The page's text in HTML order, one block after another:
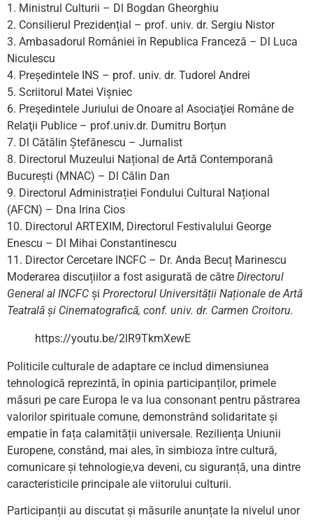
1. Ministrul Culturii – Dl Bogdan Gheorghiu
2. Consilierul Prezidențial – prof. univ. dr. Sergiu Nistor
3. Ambasadorul României în Republica Franceză – Dl Luca
Niculescu
4. Președintele INS – prof. univ. dr. Tudorel Andrei
5. Scriitorul Matei Vișniec
6. Preşedintele Juriului de Onoare al Asociaţiei Române de
Relaţii Publice – prof.univ.dr. Dumitru Borțun
7. Dl Cătălin Ștefănescu – Jurnalist
8. Directorul Muzeului Național de Artă Contemporană
București (MNAC) – Dl Călin Dan
9. Directorul Administrației Fondului Cultural Național
(AFCN) – Dna Irina Cios
10. Directorul ARTEXIM, Directorul Festivalului George
Enescu – Dl Mihai Constantinescu
11. Director Cercetare INCFC – Dr. Anda Becuț Marinescu
Moderarea discuțiilor a fost asigurată de către Directorul
General al INCFC și Prorectorul Universității Naționale de Artă
Teatrală și Cinematografică, conf. univ. dr. Carmen Croitoru.
https://youtu.be/2lR9TkmXewE
Politicile culturale de adaptare ce includ dimensiunea
tehnologică reprezintă, în opinia participanților, primele
măsuri pe care Europa le va lua consonant pentru păstrarea
valorilor spirituale comune, demonstrând solidaritate și
empatie în fața calamității universale. Reziliența Uniunii
Europene, constând, mai ales, în simbioza între cultură,
comunicare și tehnologie,va deveni, cu siguranță, una dintre
caracteristicile principale ale viitorului culturii.
Participanții au discutat și măsurile anunțate la nivelul unor